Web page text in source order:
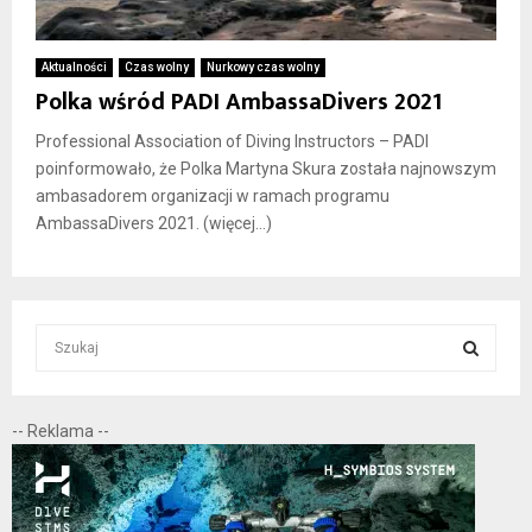
Aktualności Czas wolny Nurkowy czas wolny
Polka wśród PADI AmbassaDivers 2021
Professional Association of Diving Instructors – PADI
poinformowało, że Polka Martyna Skura została najnowszym
ambasadorem organizacji w ramach programu
AmbassaDivers 2021. (więcej…)
c
h
f
o
E
A
-- Reklama --